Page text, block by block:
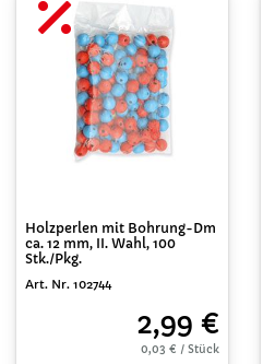
Holzperlen mit Bohrung-Dm
ca. 12 mm, II. Wahl, 100
Stk./Pkg.
Art. Nr. 102744
2,99 €
0,03 € / Stück